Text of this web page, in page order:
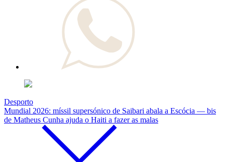
Desporto
Mundial 2026: míssil supersónico de Saibari abala a Escócia — bis
de Matheus Cunha ajuda o Haiti a fazer as malas